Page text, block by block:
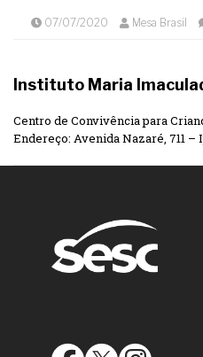
07/07/2020 Mesa Brasil
Instituto Maria
Centro de Convivência para
Endereço: Avenida Nazaré, 711 –